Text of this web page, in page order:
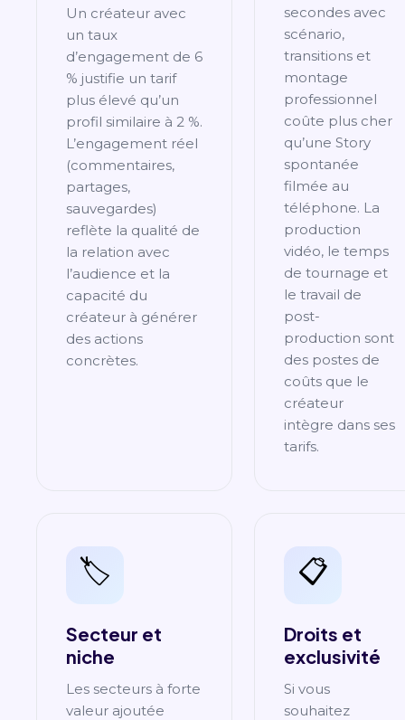
Un créateur avec
un taux
d’engagement de 6
% justifie un tarif
plus élevé qu’un
profil similaire à 2 %.
L’engagement réel
(commentaires,
partages,
sauvegardes)
reflète la qualité de
la relation avec
l’audience et la
capacité du
créateur à générer
des actions
concrètes.
secondes avec
scénario,
transitions et
montage
professionnel
coûte plus cher
qu’une Story
spontanée
filmée au
téléphone. La
production
vidéo, le temps
de tournage et
le travail de
post-
production sont
des postes de
coûts que le
créateur
intègre dans ses
tarifs.
🏷️
Secteur et
niche
Les secteurs à forte
valeur ajoutée
📋
Droits et
exclusivité
Si vous
souhaitez